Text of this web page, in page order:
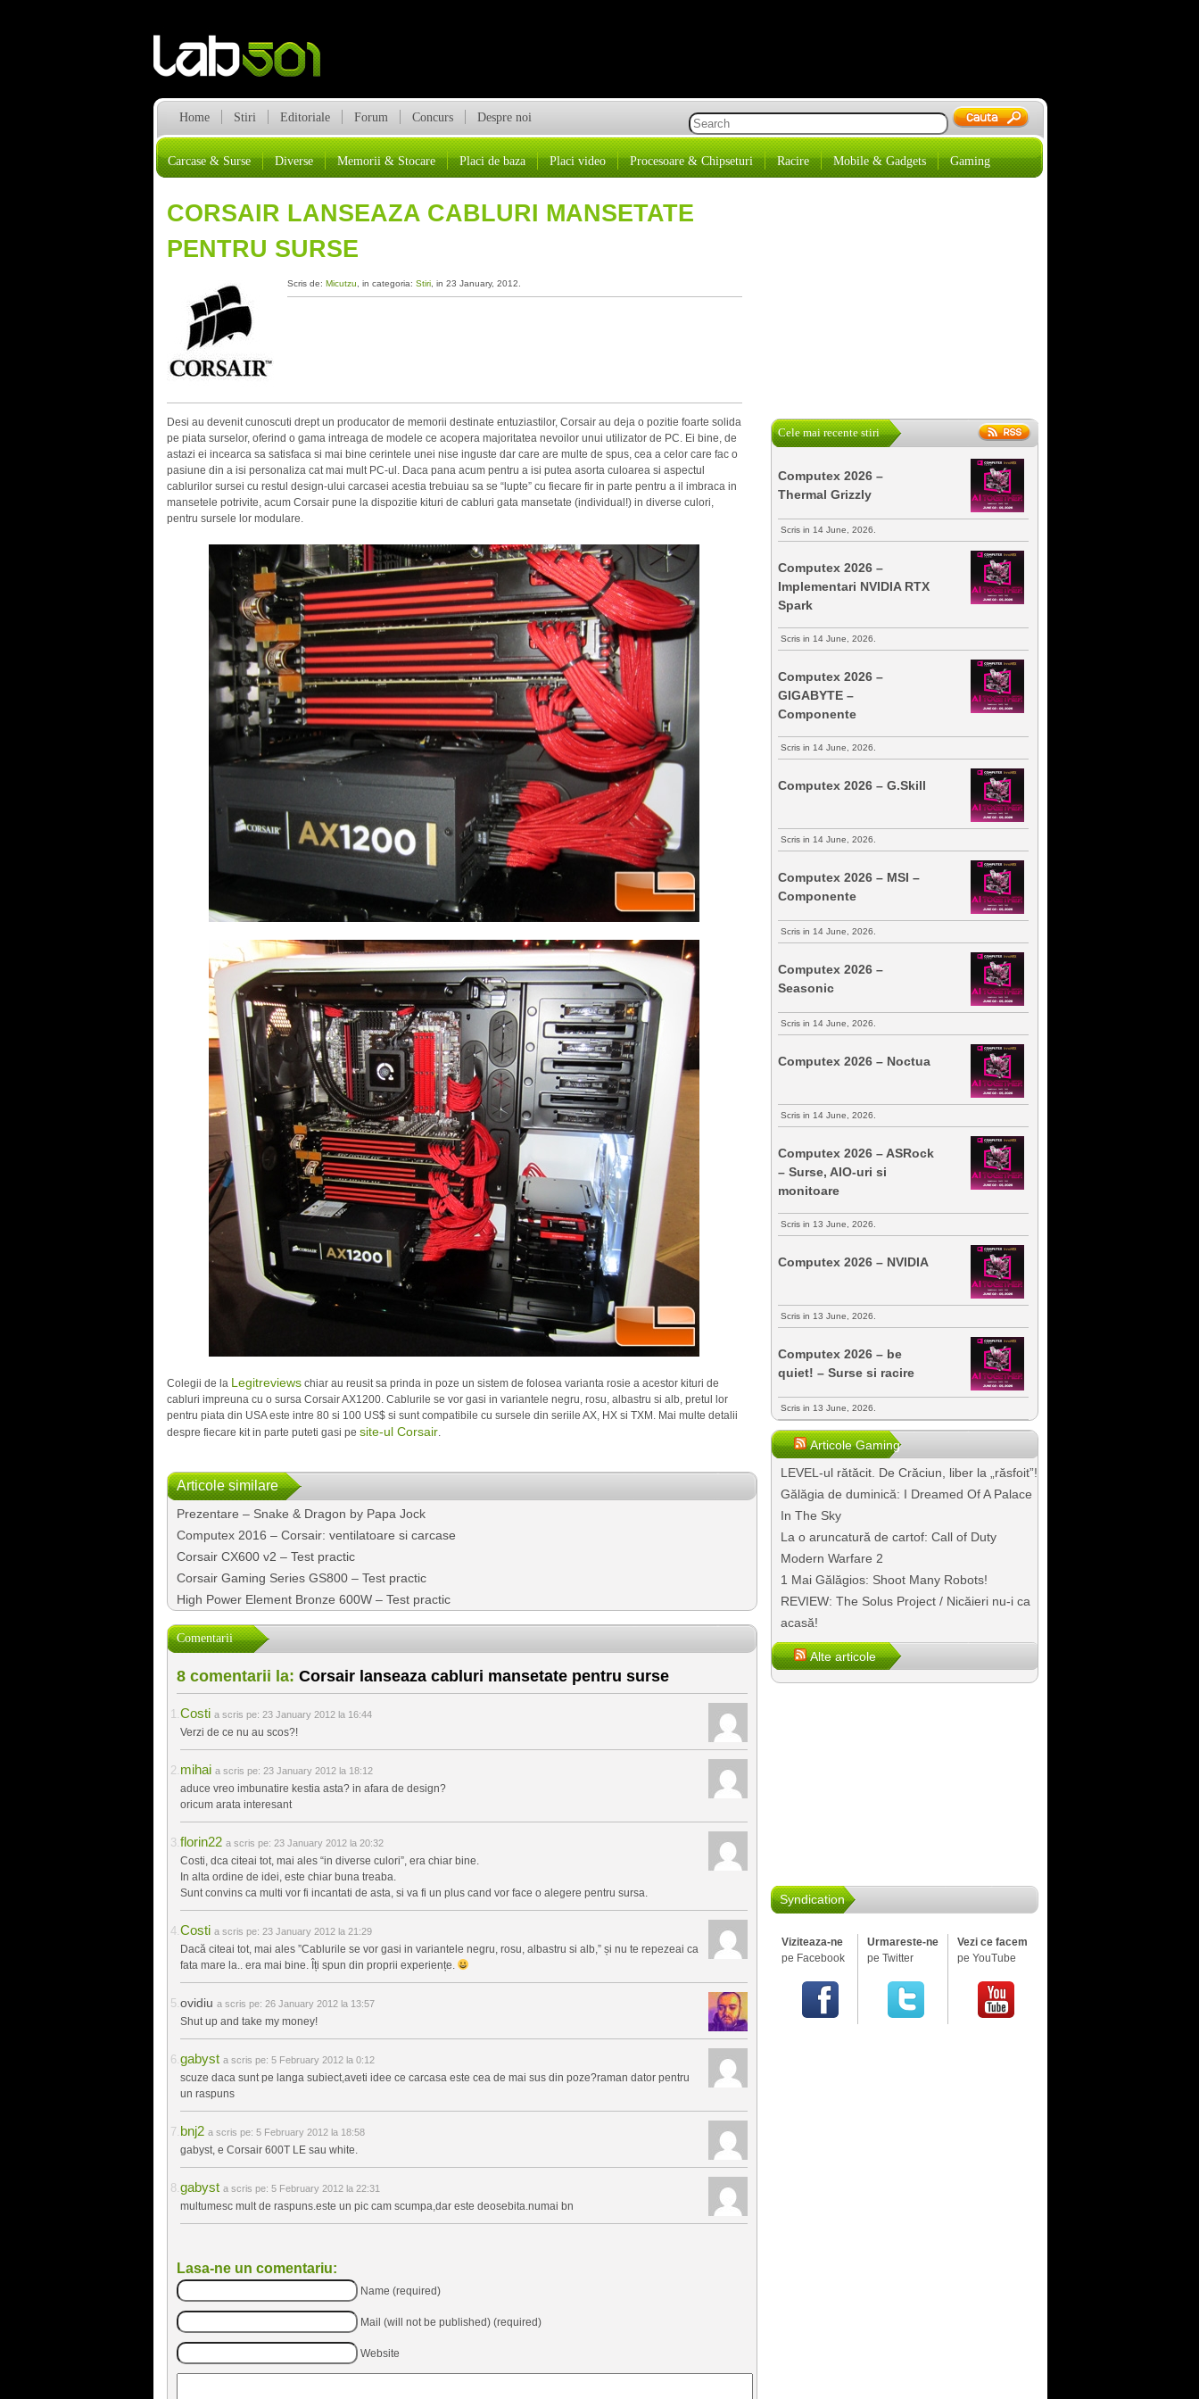
Home Stiri Editoriale Forum Concurs Despre noi
Carcase & Surse Diverse Memorii & Stocare Placi de baza Placi video Procesoare & Chipseturi Racire Mobile & Gadgets Gaming
CORSAIR LANSEAZA CABLURI MANSETATE
PENTRU SURSE
Scris de: Micutzu , in categoria: Stiri, in 23 January, 2012.
Desi au devenit cunoscuti drept un producator de memorii destinate entuziastilor, Corsair au deja o pozitie foarte solida
pe piata surselor, oferind o gama intreaga de modele ce acopera majoritatea nevoilor unui utilizator de PC. Ei bine, de
astazi ei incearca sa satisfaca si mai bine cerintele unei nise inguste dar care are multe de spus, cea a celor care fac o
pasiune din a isi personaliza cat mai mult PC-ul. Daca pana acum pentru a isi putea asorta culoarea si aspectul
cablurilor sursei cu restul design-ului carcasei acestia trebuiau sa se “lupte” cu fiecare fir in parte pentru a il imbraca in
mansetele potrivite, acum Corsair pune la dispozitie kituri de cabluri gata mansetate (individual!) in diverse culori,
pentru sursele lor modulare.
Colegii de la Legitreviewschiar au reusit sa prinda in poze un sistem de folosea varianta rosie a acestor kituri de
cabluri impreuna cu o sursa Corsair AX1200. Cablurile se vor gasi in variantele negru, rosu, albastru si alb, pretul lor
pentru piata din USA este intre 80 si 100 US$ si sunt compatibile cu sursele din seriile AX, HX si TXM. Mai multe detalii
despre fiecare kit in parte puteti gasi pe site-ul Corsair.
Articole similare
Prezentare – Snake & Dragon by Papa Jock
Computex 2016 – Corsair: ventilatoare si carcase
Corsair CX600 v2 – Test practic
Corsair Gaming Series GS800 – Test practic
High Power Element Bronze 600W – Test practic
Comentarii
8 comentarii la: Corsair lanseaza cabluri mansetate pentru surse
Costi a scris pe: 23 January 2012 la 16:44
Verzi de ce nu au scos?!
mihai a scris pe: 23 January 2012 la 18:12
aduce vreo imbunatire kestia asta? in afara de design?
oricum arata interesant
florin22 a scris pe: 23 January 2012 la 20:32
Costi, dca citeai tot, mai ales “in diverse culori”, era chiar bine.
In alta ordine de idei, este chiar buna treaba.
Sunt convins ca multi vor fi incantati de asta, si va fi un plus cand vor face o alegere pentru sursa.
Costi a scris pe: 23 January 2012 la 21:29
Dacă citeai tot, mai ales ”Cablurile se vor gasi in variantele negru, rosu, albastru si alb,” și nu te repezeai ca
fata mare la.. era mai bine. Îți spun din proprii experiențe.
ovidiu a scris pe: 26 January 2012 la 13:57
Shut up and take my money!
gabyst a scris pe: 5 February 2012 la 0:12
scuze daca sunt pe langa subiect,aveti idee ce carcasa este cea de mai sus din poze?raman dator pentru
un raspuns
bnj2 a scris pe: 5 February 2012 la 18:58
gabyst, e Corsair 600T LE sau white.
gabyst a scris pe: 5 February 2012 la 22:31
multumesc mult de raspuns.este un pic cam scumpa,dar este deosebita.numai bn
Lasa-ne un comentariu:
Name (required)
Mail (will not be published) (required)
Website
Cele mai recente stiri
Computex 2026 –
Thermal Grizzly
Scris in 14 June, 2026.
Computex 2026 –
Implementari NVIDIA RTX
Spark
Scris in 14 June, 2026.
Computex 2026 –
GIGABYTE –
Componente
Scris in 14 June, 2026.
Computex 2026 – G.Skill
Scris in 14 June, 2026.
Computex 2026 – MSI –
Componente
Scris in 14 June, 2026.
Computex 2026 –
Seasonic
Scris in 14 June, 2026.
Computex 2026 – Noctua
Scris in 14 June, 2026.
Computex 2026 – ASRock
– Surse, AIO-uri si
monitoare
Scris in 13 June, 2026.
Computex 2026 – NVIDIA
Scris in 13 June, 2026.
Computex 2026 – be
quiet! – Surse si racire
Scris in 13 June, 2026.
Articole Gaming
LEVEL-ul rătăcit. De Crăciun, liber la „răsfoit”!
Gălăgia de duminică: I Dreamed Of A Palace
In The Sky
La o aruncatură de cartof: Call of Duty
Modern Warfare 2
1 Mai Gălăgios: Shoot Many Robots!
REVIEW: The Solus Project / Nicăieri nu-i ca
acasă!
Alte articole
Syndication
Viziteaza-ne
pe Facebook
Urmareste-ne
pe Twitter
Vezi ce facem
pe YouTube